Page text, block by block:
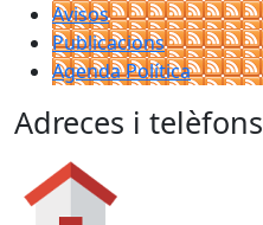
Avisos
Publicacions
Agenda Política
Adreces i telèfons